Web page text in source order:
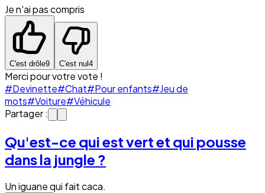
Je n'ai pas compris
C'est drôle9 C'est nul 4
Merci pour votre vote !
#Devinette#Chat#Pour enfants#Jeu de
mots#Voiture#Véhicule
Partager :
Qu'est-ce qui est vert et qui pousse
dans la jungle ?
Un iguane qui fait caca.